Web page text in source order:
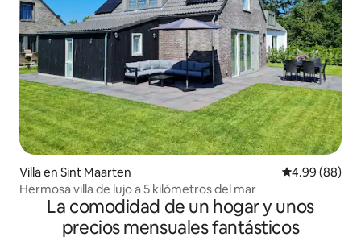
Villa en Sint Maarten Calificación
4.99 (88)
Hermosa villa de lujo a 5 kilómetros del mar
La comodidad de un hogar y unos
precios mensuales fantásticos